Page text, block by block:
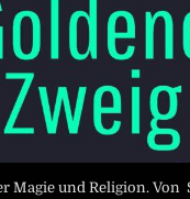
Magie und Religion. Von